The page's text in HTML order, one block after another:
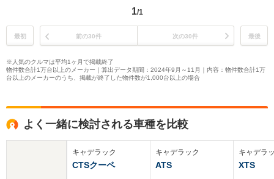
1/1
最初 前の30件 次の30件 最後
※人気のクルマは平均1ヶ月で掲載終了
物件数合計1万台以上のメーカー｜算出データ期間：2024年9月～11月｜内容：物件数合計1万
台以上のメーカーのうち、掲載が終了した物件数が1,000台以上の場合
よく一緒に検討される車種を比較
キャデラック
CTSクーペ
キャデラック
ATS
キャデラ
XTS